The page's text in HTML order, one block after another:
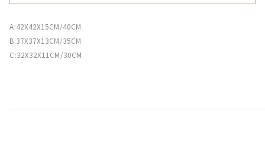
A:42X42X15CM/40CM
B:37X37X13CM/35CM
C:32X32X11CM/30CМ